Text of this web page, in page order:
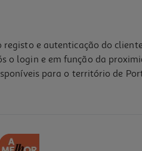
e autenticação do
o login e em função da
para o território de